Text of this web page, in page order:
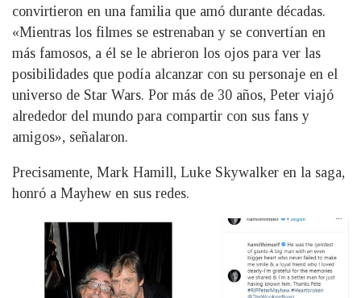
convirtieron en una familia que amó durante décadas.
«Mientras los filmes se estrenaban y se convertían en
más famosos, a él se le abrieron los ojos para ver las
posibilidades que podía alcanzar con su personaje en el
universo de Star Wars. Por más de 30 años, Peter viajó
alrededor del mundo para compartir con sus fans y
amigos», señalaron.
Precisamente, Mark Hamill, Luke Skywalker en la saga,
honró a Mayhew en sus redes.